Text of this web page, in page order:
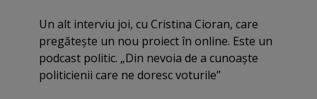
Un alt interviu joi, cu Cristina Cioran, care
pregăteşte un nou proiect în online. Este un
podcast politic. „Din nevoia de a cunoaşte
politicienii care ne doresc voturile”